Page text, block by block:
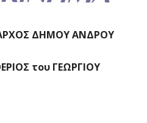
ΔΗΜΟΥ ΑΝΔΡΟΥ
του ΓΕΩΡΓΙΟΥ